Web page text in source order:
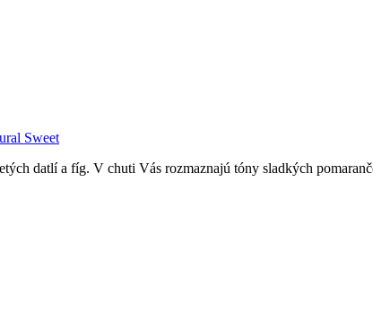
Sweet
datlí a fíg. V chuti Vás rozmaznajú tóny sladkých